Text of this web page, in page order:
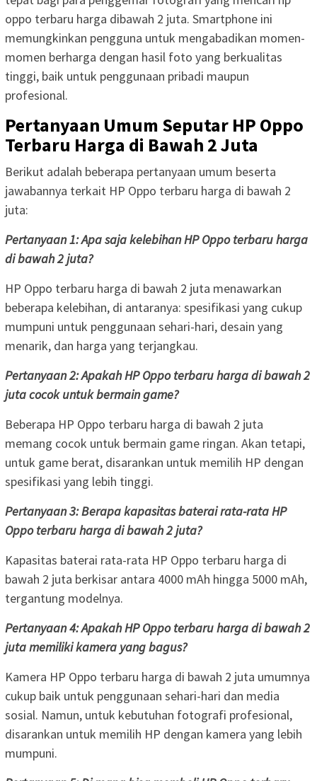
oppo terbaru harga dibawah 2 juta. Smartphone ini
memungkinkan pengguna untuk mengabadikan momen-
momen berharga dengan hasil foto yang berkualitas
tinggi, baik untuk penggunaan pribadi maupun
profesional.
Pertanyaan Umum Seputar HP Oppo
Terbaru Harga di Bawah 2 Juta
Berikut adalah beberapa pertanyaan umum beserta
jawabannya terkait HP Oppo terbaru harga di bawah 2
juta:
Pertanyaan 1: Apa saja kelebihan HP Oppo terbaru harga
di bawah 2 juta?
HP Oppo terbaru harga di bawah 2 juta menawarkan
beberapa kelebihan, di antaranya: spesifikasi yang cukup
mumpuni untuk penggunaan sehari-hari, desain yang
menarik, dan harga yang terjangkau.
Pertanyaan 2: Apakah HP Oppo terbaru harga di bawah 2
juta cocok untuk bermain game?
Beberapa HP Oppo terbaru harga di bawah 2 juta
memang cocok untuk bermain game ringan. Akan tetapi,
untuk game berat, disarankan untuk memilih HP dengan
spesifikasi yang lebih tinggi.
Pertanyaan 3: Berapa kapasitas baterai rata-rata HP
Oppo terbaru harga di bawah 2 juta?
Kapasitas baterai rata-rata HP Oppo terbaru harga di
bawah 2 juta berkisar antara 4000 mAh hingga 5000 mAh,
tergantung modelnya.
Pertanyaan 4: Apakah HP Oppo terbaru harga di bawah 2
juta memiliki kamera yang bagus?
Kamera HP Oppo terbaru harga di bawah 2 juta umumnya
cukup baik untuk penggunaan sehari-hari dan media
sosial. Namun, untuk kebutuhan fotografi profesional,
disarankan untuk memilih HP dengan kamera yang lebih
mumpuni.